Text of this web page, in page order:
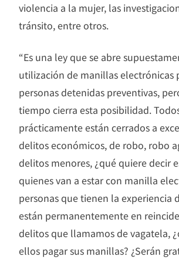
violencia a la mujer, las
tránsito, entre otros.
“Es una ley que se abre
utilización de manillas electrónicas
personas detenidas preventivas,
tiempo cierra esta posibilidad.
prácticamente están cerrados a
delitos económicos, de robo, robo
delitos menores, ¿qué quiere decir
quienes van a estar con manilla
personas que tienen la experiencia
están permanentemente en
delitos que llamamos de vagatela,
ellos pagar sus manillas? ¿Serán